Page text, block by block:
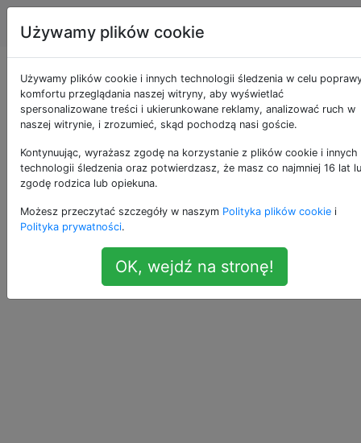
Apple Tagi
Co weryfikuje .dmg?
33
że to jest Verifying… na chwilę. Jestem
ciekawy, co robi w tej chwili. Czy działa
sama jak wersja online itp.?
macos
disk-image
Używamy plików cookie
Używamy plików cookie i innych technologii śledzenia w celu
komfortu przeglądania naszej witryny, aby wyświetlać
spersonalizowane treści i ukierunkowane reklamy, analizować ruch w
naszej witrynie, i zrozumieć, skąd pochodzą nasi goście.
Kontynuując, wyrażasz zgodę na korzystanie z plików cookie i innych
technologii śledzenia oraz potwierdzasz, że masz co najmniej 16 lat
zgodę rodzica lub opiekuna.
Możesz przeczytać szczegóły w naszym Polityka plików cookie i
Polityka prywatności.
OK, wejdź na stronę!